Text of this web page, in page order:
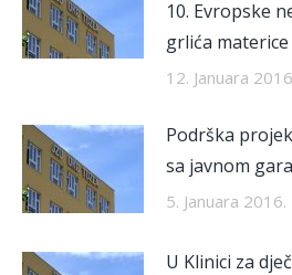
10. Evropske
grlića materice
12. Januara
Podrška
sa javnom
5. Januara 2016.
U Klinici za